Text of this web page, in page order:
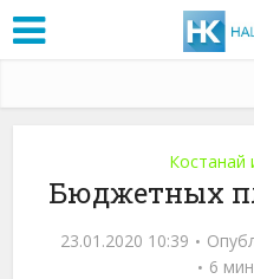
Костанай
Бюджетных
23.01.2020 10:39
6